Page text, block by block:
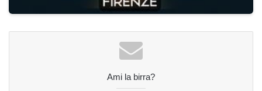
Ami la birra?